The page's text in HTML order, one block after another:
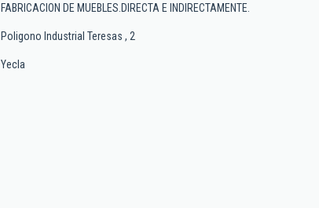
FABRICACION DE MUEBLES.DIRECTA E INDIRECTAMENTE.
Poligono Industrial Teresas , 2
Yecla